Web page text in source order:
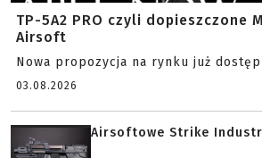
TP-5A2 PRO czyli dopieszczone
Airsoft
Nowa propozycja na rynku już
03.08.2026
Airsoftowe Strike